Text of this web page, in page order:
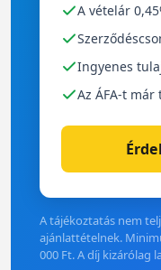
A vételár
Ingyenes
Az ÁFA-t már
A tájékoztatás nem
ajánlattételnek.
000 Ft. A díj kizárólag